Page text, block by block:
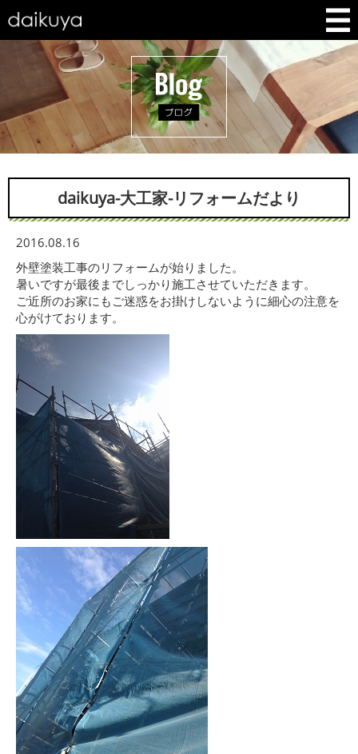
daikuya-大工家-リフォームだより
2016.08.16
外壁塗装工事のリフォームが始りました。
暑いですが最後までしっかり施工させていただきます。
ご近所のお家にもご迷惑をお掛けしないように細心の注意を
心がけております。